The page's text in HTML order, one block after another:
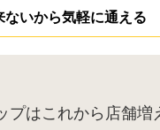
ないから気軽に通える
プはこれから店舗増